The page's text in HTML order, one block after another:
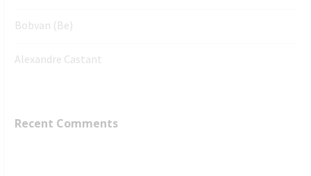
Bobvan (Be)
Alexandre Castant
Recent Comments